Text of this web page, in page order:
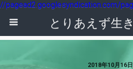
//pagead2.googlesyndication.com/
とりあえず生
2018年10月16日